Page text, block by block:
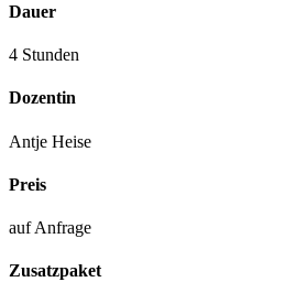
Dauer
4 Stunden
Dozentin
Antje Heise
Preis
auf Anfrage
Zusatzpaket